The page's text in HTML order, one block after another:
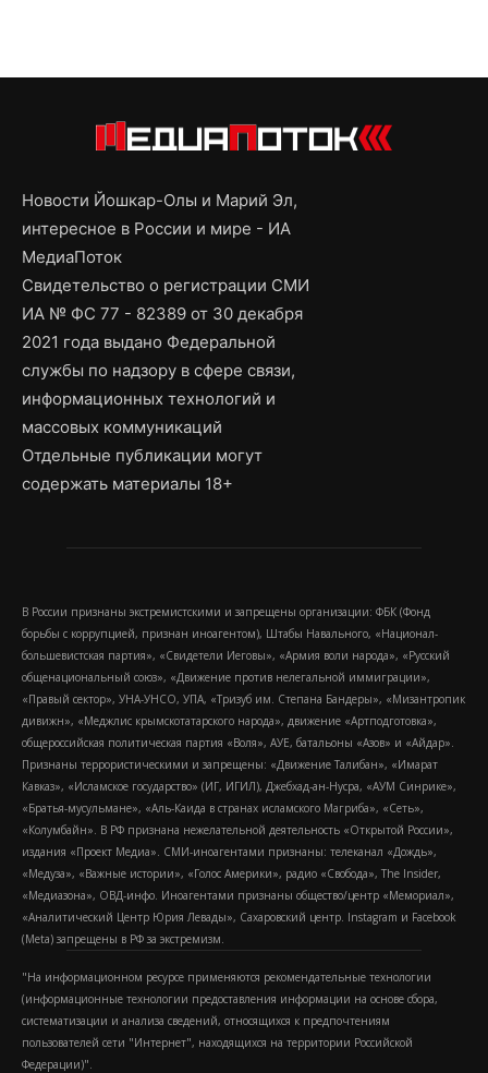
Новости Йошкар-Олы и Марий Эл,
интересное в России и мире - ИА
МедиаПоток
Свидетельство о регистрации СМИ
ИА № ФС 77 - 82389 от 30 декабря
2021 года выдано Федеральной
службы по надзору в сфере связи,
информационных технологий и
массовых коммуникаций
Отдельные публикации могут
содержать материалы 18+
В России признаны экстремистскими и запрещены организации: ФБК (Фонд
борьбы с коррупцией, признан иноагентом), Штабы Навального, «Национал-
большевистская партия», «Свидетели Иеговы», «Армия воли народа», «Русский
общенациональный союз», «Движение против нелегальной иммиграции»,
«Правый сектор», УНА-УНСО, УПА, «Тризуб им. Степана Бандеры», «Мизантропик
дивижн», «Меджлис крымскотатарского народа», движение «Артподготовка»,
общероссийская политическая партия «Воля», АУЕ, батальоны «Азов» и «Айдар».
Признаны террористическими и запрещены: «Движение Талибан», «Имарат
Кавказ», «Исламское государство» (ИГ, ИГИЛ), Джебхад-ан-Нусра, «АУМ Синрике»,
«Братья-мусульмане», «Аль-Каида в странах исламского Магриба», «Сеть»,
«Колумбайн». В РФ признана нежелательной деятельность «Открытой России»,
издания «Проект Медиа». СМИ-иноагентами признаны: телеканал «Дождь»,
«Медуза», «Важные истории», «Голос Америки», радио «Свобода», The Insider,
«Медиазона», ОВД-инфо. Иноагентами признаны общество/центр «Мемориал»,
«Аналитический Центр Юрия Левады», Сахаровский центр. Instagram и Facebook
(Metа) запрещены в РФ за экстремизм.
"На информационном ресурсе применяются рекомендательные технологии
(информационные технологии предоставления информации на основе сбора,
систематизации и анализа сведений, относящихся к предпочтениям
пользователей сети "Интернет", находящихся на территории Российской
Федерации)".